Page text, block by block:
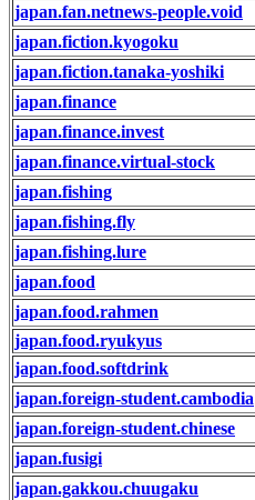
japan.fan.netnews-people.void
japan.fiction.kyogoku
japan.fiction.tanaka-yoshiki
japan.finance
japan.finance.invest
japan.finance.virtual-stock
japan.fishing
japan.fishing.fly
japan.fishing.lure
japan.food
japan.food.rahmen
japan.food.ryukyus
japan.food.softdrink
japan.foreign-student.cambodia
japan.foreign-student.chinese
japan.fusigi
japan.gakkou.chuugaku